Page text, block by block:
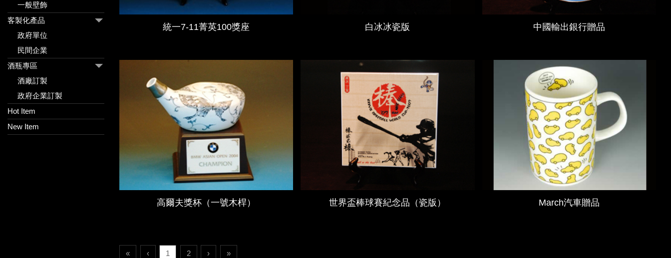
一般壁飾
客製化產品
政府單位
民間企業
酒瓶專區
酒廠訂製
政府企業訂製
Hot Item
New Item
統一7-11菁英100獎座 白冰冰瓷版 中國輸出銀行贈品
高爾夫獎杯（一號木桿） 世界盃棒球賽紀念品（瓷版） March汽車贈品
« ‹ 1 2 › »